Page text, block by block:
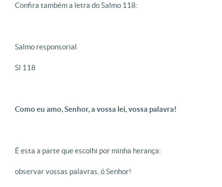
Confira também a letra do Salmo 118:
Salmo responsorial
Sl 118
Como eu amo, Senhor, a vossa lei, vossa palavra!
É esta a parte que escolhi por minha herança:
observar vossas palavras, ó Senhor!